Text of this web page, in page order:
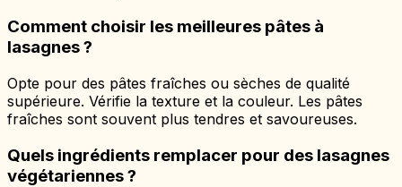
Comment choisir les meilleures pâtes à
lasagnes ?
Opte pour des pâtes fraîches ou sèches de qualité
supérieure. Vérifie la texture et la couleur. Les pâtes
fraîches sont souvent plus tendres et savoureuses.
Quels ingrédients remplacer pour des lasagnes
végétariennes ?